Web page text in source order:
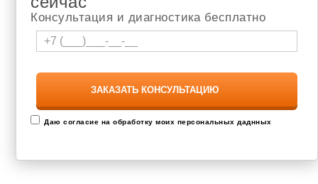
Консультация и диагностика бесплатно
Даю согласие на обработку моих персональных даднных